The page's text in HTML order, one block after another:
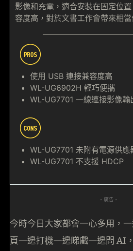
影像和充電，適合安裝在固定位
容度高，對於文書工作會帶來相當
使用 USB 連接兼容度高
WL-UG6902H 輕巧便攜
WL-UG7701 一線連接影像輸
WL-UG7701 未附有電源供應
WL-UG7701 不支援 HDCP
- 廣告 -
今時今日大家都會一心多用，
頁一邊打機一邊睇戲一邊問 AI